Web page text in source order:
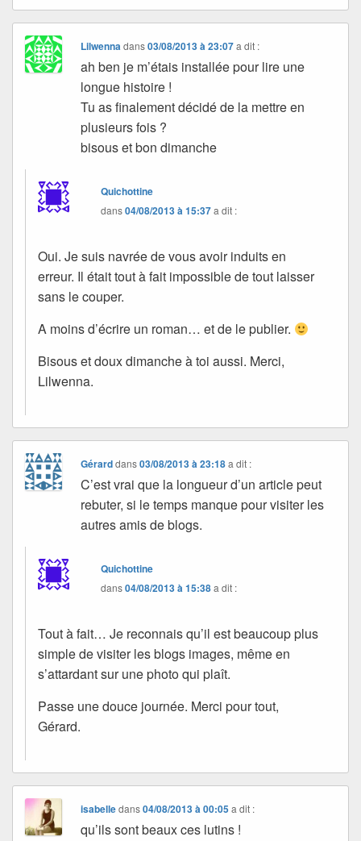
Lilwennadans03/08/2013 à 23:07 a dit :
ah ben je m’étais installée pour lire une
longue histoire !
Tu as finalement décidé de la mettre en
plusieurs fois ?
bisous et bon dimanche
Quichottine
dans04/08/2013 à 15:37a dit :
Oui. Je suis navrée de vous avoir induits en
erreur. Il était tout à fait impossible de tout laisser
sans le couper.
A moins d’écrire un roman… et de le publier.
Bisous et doux dimanche à toi aussi. Merci,
Lilwenna.
Gérarddans03/08/2013 à 23:18 a dit :
C’est vrai que la longueur d’un article peut
rebuter, si le temps manque pour visiter les
autres amis de blogs.
Quichottine
dans04/08/2013 à 15:38a dit :
Tout à fait… Je reconnais qu’il est beaucoup plus
simple de visiter les blogs images, même en
s’attardant sur une photo qui plaît.
Passe une douce journée. Merci pour tout,
Gérard.
isabelledans04/08/2013 à 00:05 a dit :
qu’ils sont beaux ces lutins !